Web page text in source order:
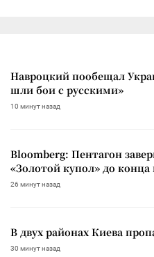
Навроцкий пообещал
шли бои с русскими»
10 минут назад
Bloomberg: Пентагон
«Золотой купол» до конца
26 минут назад
В двух районах Киева
30 минут назад